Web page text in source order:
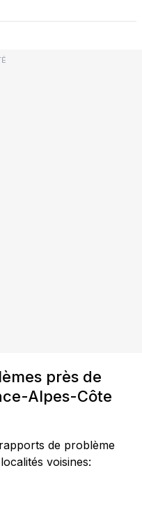
près de
Alpes-Côte
de problème
voisines: